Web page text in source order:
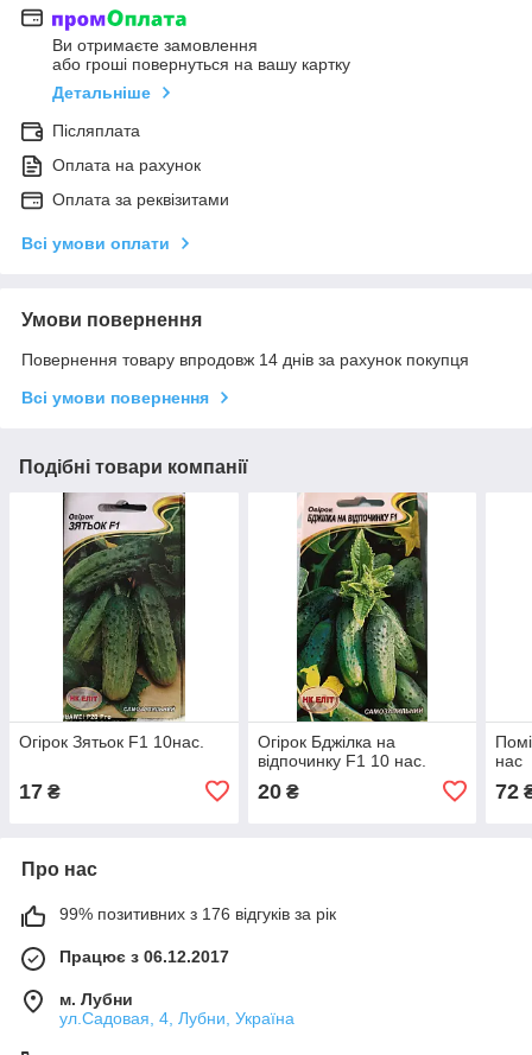
Ви отримаєте замовлення
або гроші повернуться на вашу картку
Детальніше
Післяплата
Оплата на рахунок
Оплата за реквізитами
Всі умови оплати
Умови повернення
Повернення товару впродовж 14 днів за рахунок покупця
Всі умови повернення
Подібні товари компанії
Огірок Зятьок F1 10нас.
17 ₴
Огірок Бджілка на
відпочинку F1 10 нас.
20₴
нас
72
Про нас
99% позитивних з 176 відгуків за рік
Працює з 06.12.2017
м. Лубни
ул.Садовая, 4, Лубни, Україна